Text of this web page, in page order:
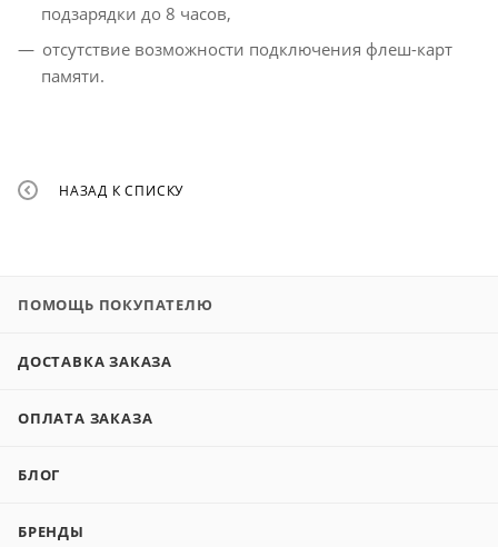
подзарядки до 8 часов,
отсутствие возможности подключения флеш-карт
памяти.
НАЗАД К СПИСКУ
ПОМОЩЬ ПОКУПАТЕЛЮ
ДОСТАВКА ЗАКАЗА
ОПЛАТА ЗАКАЗА
БЛОГ
БРЕНДЫ